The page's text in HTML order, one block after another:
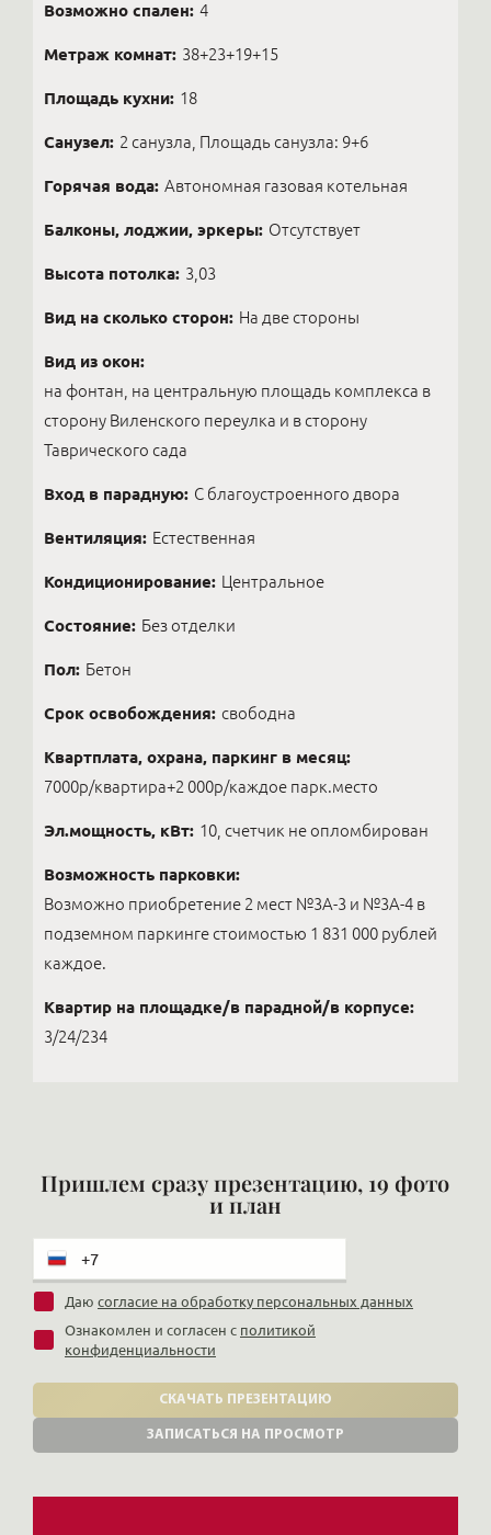
Возможно спален: 4
Метраж комнат: 38+23+19+15
Площадь кухни: 18
Санузел: 2 санузла, Площадь санузла: 9+6
Горячая вода: Автономная газовая котельная
Балконы, лоджии, эркеры: Отсутствует
Высота потолка: 3,03
Вид на сколько сторон: На две стороны
Вид из окон:
на фонтан, на центральную площадь комплекса в
сторону Виленского переулка и в сторону
Таврического сада
Вход в парадную: С благоустроенного двора
Вентиляция: Естественная
Кондиционирование: Центральное
Состояние: Без отделки
Пол: Бетон
Срок освобождения: свободна
Квартплата, охрана, паркинг в месяц:
7000р/квартира+2 000р/каждое парк.место
Эл.мощность, кВт: 10, счетчик не опломбирован
Возможность парковки:
Возможно приобретение 2 мест №3А-3 и №3А-4 в
подземном паркинге стоимостью 1 831 000 рублей
каждое.
Квартир на площадке/в парадной/в корпусе:
3/24/234
Пришлем сразу презентацию, 19 фото
и план
Даю согласие на обработку персональных данных
Ознакомлен и согласен с политикой
конфиденциальности
СКАЧАТЬ ПРЕЗЕНТАЦИЮ
ЗАПИСАТЬСЯ НА ПРОСМОТР